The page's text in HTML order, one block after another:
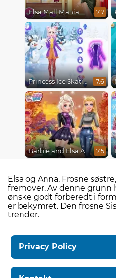
Elsa Mall Mania 7.7
Princess Ice Skating Adventure 7.6
Barbie and Elsa Autumn Patterns 7.5
Elsa og Anna, Frosne
fremover. Av denne grunn
ønske godt forberedt i
er bekymret. Den frosne
trender.
Privacy Policy